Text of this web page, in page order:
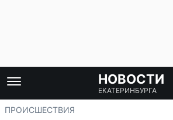
НОВОСТИ
ЕКАТЕРИНБУРГА
ПРОИСШЕСТВИЯ